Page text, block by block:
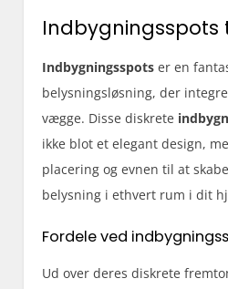
Indbygningsspots
Indbygningsspots er en
belysningsløsning, der
vægge. Disse diskrete
ikke blot et elegant design,
placering og evnen til at
belysning i ethvert rum i dit
Fordele ved
Ud over deres diskrete